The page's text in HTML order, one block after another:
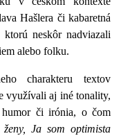
Hašlera či kabaretná
neskôr nadviazali
alebo folku.
charakteru textov
využívali aj iné tonality,
či irónia, o čom
ženy, Ja som optimista